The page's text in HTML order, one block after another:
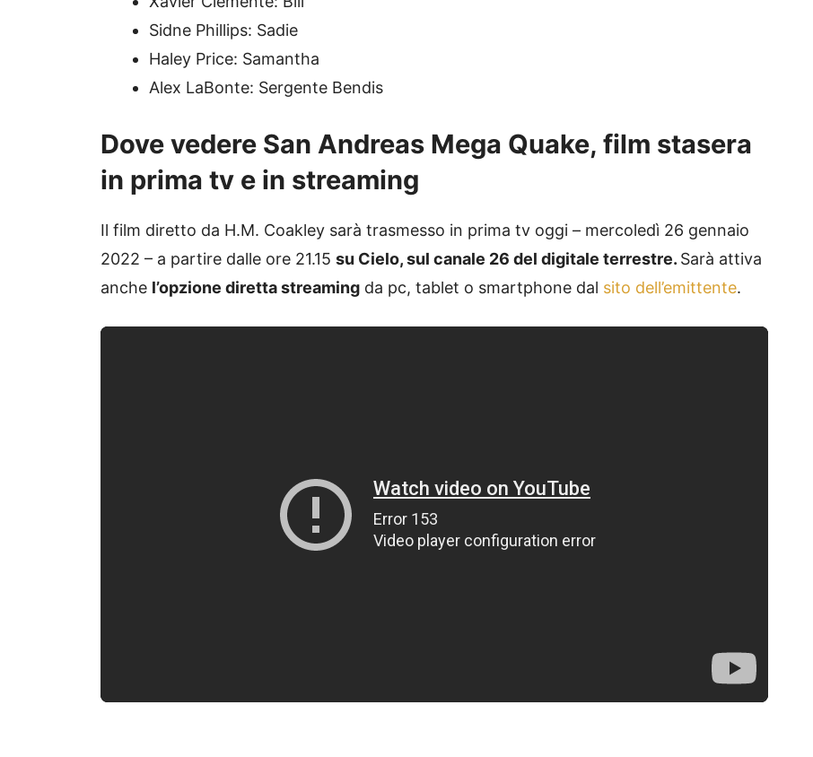
Sidne Phillips: Sadie
Haley Price: Samantha
Alex LaBonte: Sergente Bendis
Dove vedere San Andreas Mega Quake, film stasera
in prima tv e in streaming
Il film diretto da H.M. Coakley sarà trasmesso in prima tv oggi – mercoledì 26 gennaio
2022 – a partire dalle ore 21.15 su Cielo, sul canale 26 del digitale terrestre. Sarà attiva
anche l’opzione diretta streaming da pc, tablet o smartphone dal sito dell’emittente.